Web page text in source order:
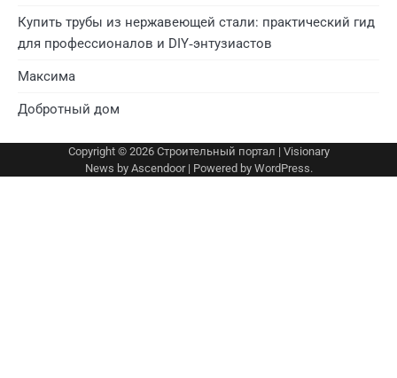
Купить трубы из нержавеющей стали: практический гид
для профессионалов и DIY‑энтузиастов
Максима
Добротный дом
Copyright © 2026 Строительный портал | Visionary
News by Ascendoor| Powered by WordPress.